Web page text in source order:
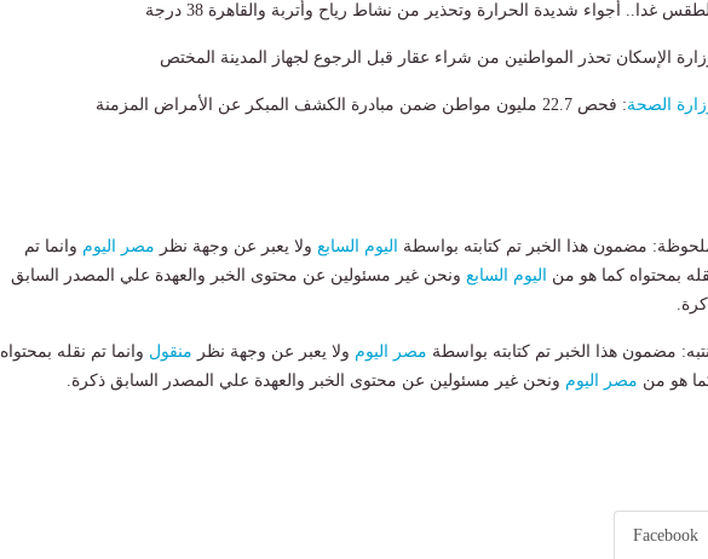
الطقس غدا.. أجواء شديدة الحرارة وتحذير من نشاط رياح وأتربة والقاهرة 38 درجة
الإسكان تحذر المواطنين من شراء عقار قبل الرجوع لجهاز المدينة المختص
الصحة: فحص 22.7 مليون مواطن ضمن مبادرة الكشف المبكر عن الأمراض المزمنة
مضمون هذا الخبر تم كتابته بواسطة اليوم السابع ولا يعبر عن وجهة نظر مصر اليوم وانما تم
بمحتواه كما هو من
اليوم السابع ونحن غير مسئولين عن محتوى الخبر والعهدة علي المصدر السابق
انتبه: مضمون هذا الخبر تم كتابته بواسطة مصر اليوم ولا يعبر عن وجهة نظر منقول وانما تم نقله بمحتواه
هو من مصر اليوم ونحن غير مسئولين عن محتوى الخبر والعهدة علي المصدر السابق ذكرة.
Facebook